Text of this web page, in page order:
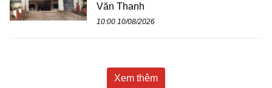
Văn Thanh
10:00 10/08/2026
Xem thêm